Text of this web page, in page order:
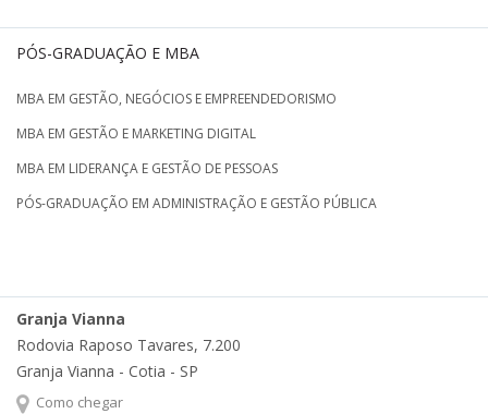
PÓS-GRADUAÇÃO E MBA
MBA EM GESTÃO, NEGÓCIOS E EMPREENDEDORISMO
MBA EM GESTÃO E MARKETING DIGITAL
MBA EM LIDERANÇA E GESTÃO DE PESSOAS
PÓS-GRADUAÇÃO EM ADMINISTRAÇÃO E GESTÃO PÚBLICA
Granja Vianna
Rodovia Raposo Tavares, 7.200
Granja Vianna - Cotia - SP
Como chegar